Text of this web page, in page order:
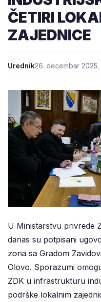
ČETIRI
ZAJEDNICE
Urednik26. decembar 2025.
U Ministarstvu privrede
danas su potpisani
zona sa Gradom
Olovo. Sporazumi
ZDK u infrastrukturu
podrške lokalnim